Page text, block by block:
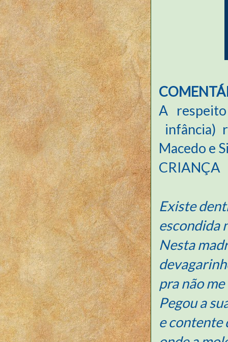
A
infância)
Macedo e
CRIANÇA
Existe
escondida
Nesta
pra não
Pegou a
e contente